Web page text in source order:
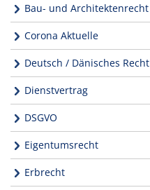
Bau- und Architektenrecht
Corona Aktuelle
Deutsch / Dänisches Recht
Dienstvertrag
DSGVO
Eigentumsrecht
Erbrecht